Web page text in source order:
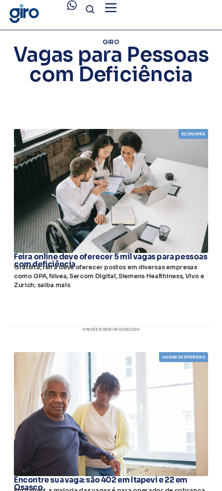
GIRO
Vagas para Pessoas
com Deficiência
ECONOMIA
Feira online deve oferecer 5 mil vagas para pessoas
com deficiência
Gratuita, feira deve oferecer postos em diversas empresas
como GPA, Nivea, Sercom Digital, Siemens Healthiness, Vivo e
Zurich; saiba mais
HAYDÉE RIBEIRO 14/08/2024
VAGAS DE EMPREGO
Encontre sua vaga: são 402 em Itapevi e 22 em
Osasco